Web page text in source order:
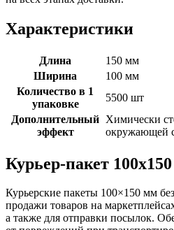
Характеристики
Длина
150 мм
Ширина
100 мм
Количество в 1
упаковке
5500 шт
Дополнительный
эффект
Химически
окружающей
Курьер-пакет
Курьерские пакеты 100×150 мм
продажи товаров на
а также для отправки посылок.